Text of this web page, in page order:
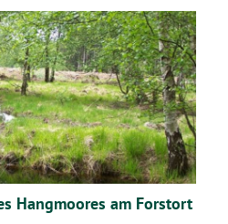
Hangmoores am Forstort